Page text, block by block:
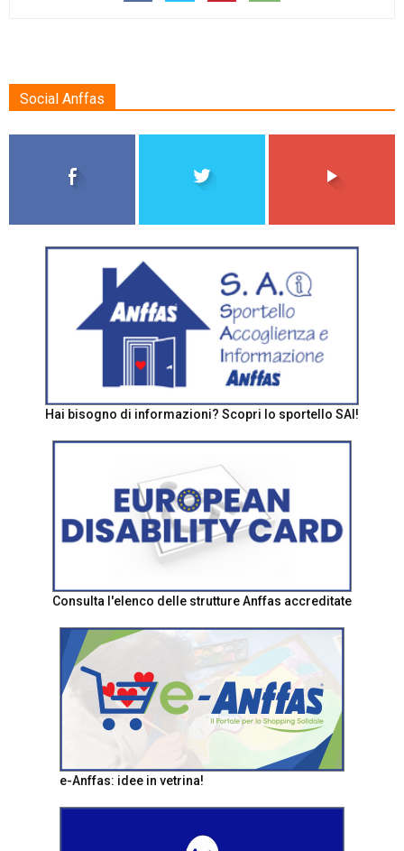
Social Anffas
Hai bisogno di informazioni? Scopri lo sportello SAI!
Consulta l'elenco delle strutture Anffas accreditate
e-Anffas: idee in vetrina!